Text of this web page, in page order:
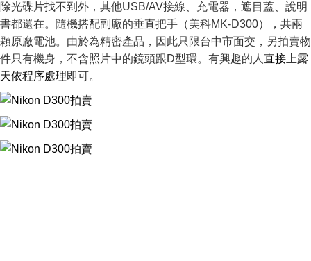
除光碟片找不到外，其他USB/AV接線、充電器，遮目蓋、說明
書都還在。隨機搭配副廠的垂直把手（美科MK-D300），共兩
顆原廠電池。由於為精密產品，因此只限台中市面交，另拍賣物
件只有機身，不含照片中的鏡頭跟D型環。有興趣的人 直接上露
天依程序處理即可。